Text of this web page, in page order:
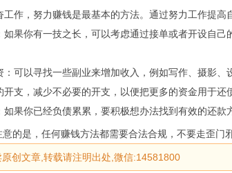
作，努力赚钱是最基本的方法。通过努力工作提高
果你有一技之长，可以考虑通过接单或者开设自己
可以寻找一些副业来增加收入，例如写作、摄影、
支，减少不必要的开支，以便把更多的资金用于还
果你已经负债累累，要积极想办法找到有效的还
的是，任何赚钱方法都需要合法合规，不要走歪
创文章,转载请注明出处,微信:14581800